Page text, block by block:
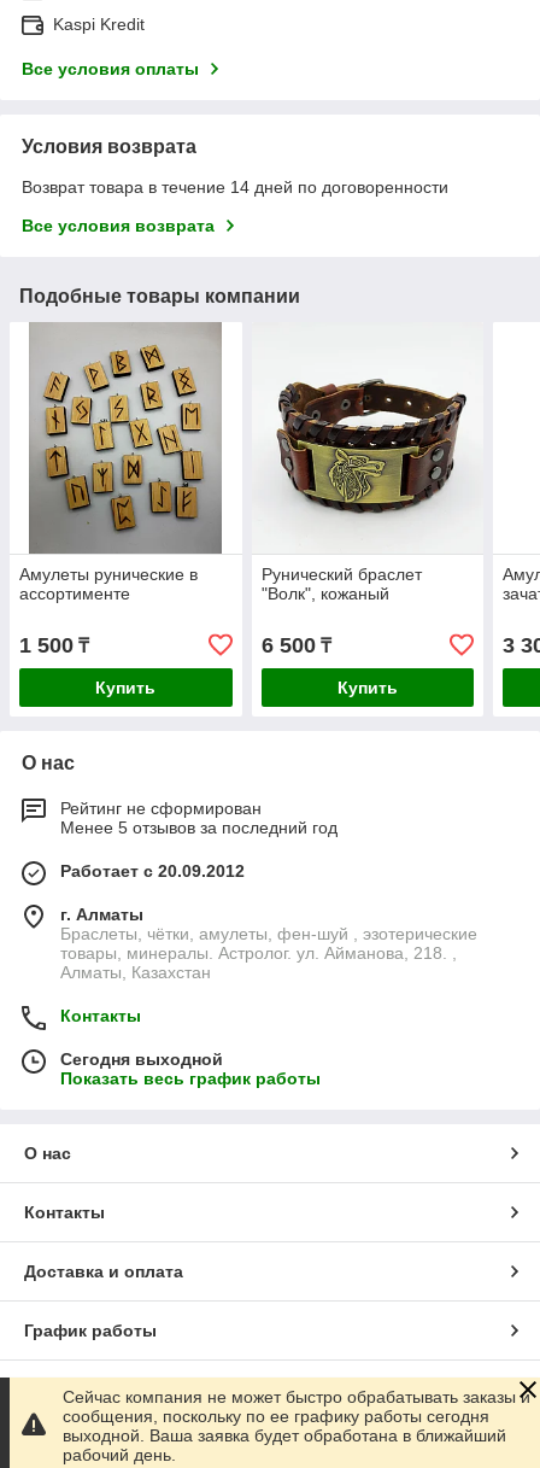
Kaspi Kredit
Все условия оплаты
Условия возврата
Возврат товара в течение 14 дней по договоренности
Все условия возврата
Подобные товары компании
Амулеты рунические в
ассортименте
1 500 ₸
Купить
Рунический браслет
"Волк", кожаный
6 500₸
Купить
3
О нас
Рейтинг не сформирован
Менее 5 отзывов за последний год
Работает с 20.09.2012
г. Алматы
Браслеты, чётки, амулеты, фен-шуй , эзотерические
товары, минералы. Астролог. ул. Айманова, 218. ,
Алматы, Казахстан
Контакты
Сегодня выходной
Показать весь график работы
О нас
Контакты
Доставка и оплата
График работы
Полная версия сайта
Сайт создан на маркетплейсе Satu.kz
Сейчас компания не может быстро обрабатывать заказы и
сообщения, поскольку по ее графику работы сегодня
выходной. Ваша заявка будет обработана в ближайший
рабочий день.